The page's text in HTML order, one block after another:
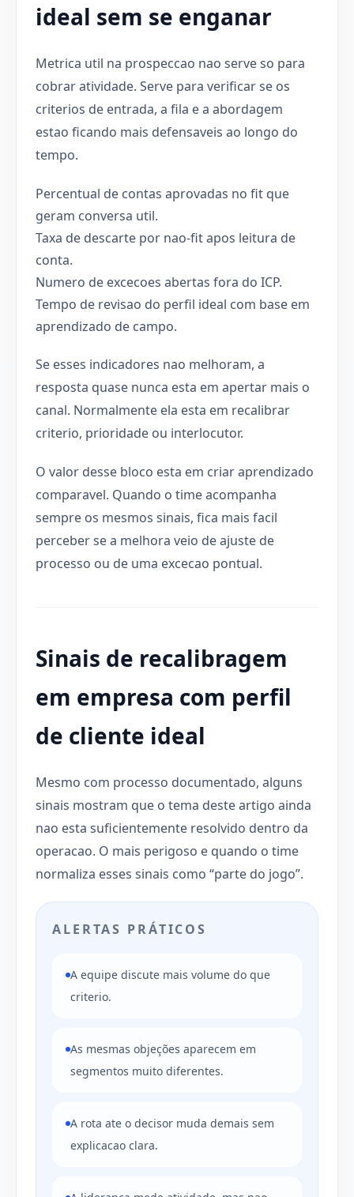
ideal sem se enganar
Metrica util na prospeccao nao serve so para
cobrar atividade. Serve para verificar se os
criterios de entrada, a fila e a abordagem
estao ficando mais defensaveis ao longo do
tempo.
Percentual de contas aprovadas no fit que
geram conversa util.
Taxa de descarte por nao-fit apos leitura de
conta.
Numero de excecoes abertas fora do ICP.
Tempo de revisao do perfil ideal com base em
aprendizado de campo.
Se esses indicadores nao melhoram, a
resposta quase nunca esta em apertar mais o
canal. Normalmente ela esta em recalibrar
criterio, prioridade ou interlocutor.
O valor desse bloco esta em criar aprendizado
comparavel. Quando o time acompanha
sempre os mesmos sinais, fica mais facil
perceber se a melhora veio de ajuste de
processo ou de uma excecao pontual.
Sinais de recalibragem
em empresa com perfil
de cliente ideal
Mesmo com processo documentado, alguns
sinais mostram que o tema deste artigo ainda
nao esta suficientemente resolvido dentro da
operacao. O mais perigoso e quando o time
normaliza esses sinais como “parte do jogo”.
ALERTAS PRÁTICOS
A equipe discute mais volume do que
criterio.
As mesmas objeções aparecem em
segmentos muito diferentes.
A rota ate o decisor muda demais sem
explicacao clara.